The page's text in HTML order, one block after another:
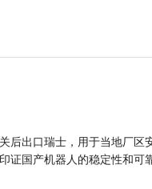
后出口瑞士，用于当地厂区
国产机器人的稳定性和可